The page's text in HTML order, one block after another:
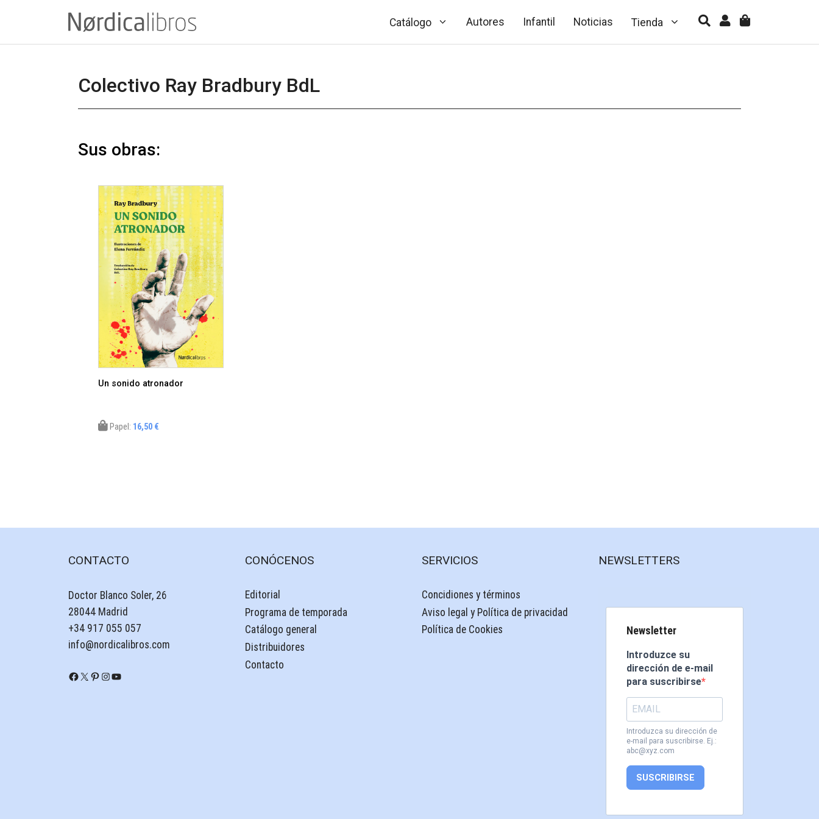
Catálogo Autores Infantil Noticias Tienda
Colectivo Ray Bradbury BdL
Sus obras:
Un sonido atronador
Papel: 16,50 €
CONTACTO
Doctor Blanco Soler, 26
28044 Madrid
+34 917 055 057
info@nordicalibros.com
Facebook
X Pinterest
Instagram
YouTube
CONÓCENOS
Editorial
Programa de temporada
Catálogo general
Distribuidores
Contacto
SERVICIOS
Concidiones y términos
Aviso legal y Política de privacidad
Política de Cookies
NEWSLETTERS
Newsletter
Introduzce su
dirección de e-mail
para suscribirse
Introduzca su dirección de
e-mail para suscribirse. Ej.:
abc@xyz.com
SUSCRIBIRSE